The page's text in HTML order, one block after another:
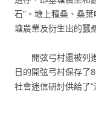
石”。塘上種桑、桑
塘農業及衍生出的蠶
開弦弓村還被列
日的開弦弓村保存了
社會迷信研討供給了